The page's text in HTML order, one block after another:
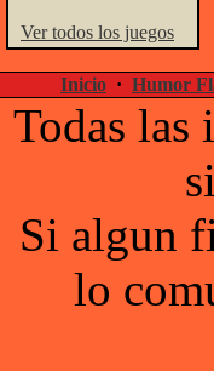
Ver todos los juegos
Inicio · Humor
Todas las
Si algun
lo